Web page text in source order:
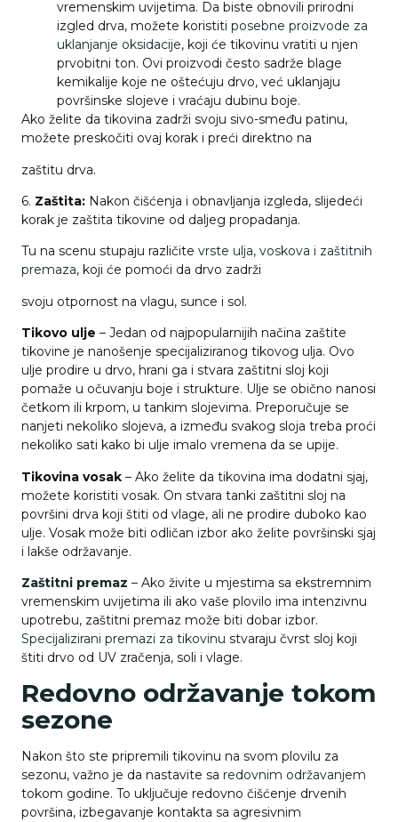
vremenskim uvijetima. Da biste obnovili prirodni
izgled drva, možete koristiti posebne proizvode za
uklanjanje oksidacije, koji će tikovinu vratiti u njen
prvobitni ton. Ovi proizvodi često sadrže blage
kemikalije koje ne oštećuju drvo, već uklanjaju
površinske slojeve i vraćaju dubinu boje.
Ako želite da tikovina zadrži svoju sivo-smeđu patinu,
možete preskočiti ovaj korak i preći direktno na
zaštitu drva.
6. Zaštita: Nakon čišćenja i obnavljanja izgleda, slijedeći
korak je zaštita tikovine od daljeg propadanja.
Tu na scenu stupaju različite vrste ulja, voskova i zaštitnih
premaza, koji će pomoći da drvo zadrži
svoju otpornost na vlagu, sunce i sol.
Tikovo ulje – Jedan od najpopularnijih načina zaštite
tikovine je nanošenje specijaliziranog tikovog ulja. Ovo
ulje prodire u drvo, hrani ga i stvara zaštitni sloj koji
pomaže u očuvanju boje i strukture. Ulje se obično nanosi
četkom ili krpom, u tankim slojevima. Preporučuje se
nanjeti nekoliko slojeva, a između svakog sloja treba proći
nekoliko sati kako bi ulje imalo vremena da se upije.
Tikovina vosak – Ako želite da tikovina ima dodatni sjaj,
možete koristiti vosak. On stvara tanki zaštitni sloj na
površini drva koji štiti od vlage, ali ne prodire duboko kao
ulje. Vosak može biti odličan izbor ako želite površinski sjaj
i lakše održavanje.
Zaštitni premaz – Ako živite u mjestima sa ekstremnim
vremenskim uvijetima ili ako vaše plovilo ima intenzivnu
upotrebu, zaštitni premaz može biti dobar izbor.
Specijalizirani premazi za tikovinu stvaraju čvrst sloj koji
štiti drvo od UV zračenja, soli i vlage.
Redovno održavanje tokom
sezone
Nakon što ste pripremili tikovinu na svom plovilu za
sezonu, važno je da nastavite sa redovnim održavanjem
tokom godine. To uključuje redovno čišćenje drvenih
površina, izbegavanje kontakta sa agresivnim